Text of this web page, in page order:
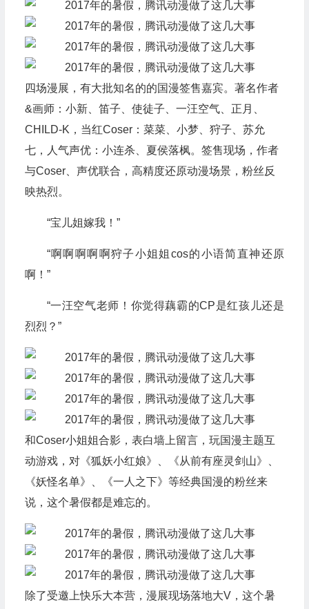
四场漫展，有大批知名的的国漫签售嘉宾。著名作者
&画师：小新、笛子、使徒子、一汪空气、正月、
CHILD-K，当红Coser：菜菜、小梦、狩子、苏允
七，人气声优：小连杀、夏侯落枫。签售现场，作者
与Coser、声优联合，高精度还原动漫场景，粉丝反
映热烈。
“宝儿姐嫁我！”
“啊啊啊啊啊狩子小姐姐cos的小语简直神还原
啊！”
“一汪空气老师！你觉得藕霸的CP是红孩儿还是
烈烈？”
和Coser小姐姐合影，表白墙上留言，玩国漫主题互
动游戏，对《狐妖小红娘》、《从前有座灵剑山》、
《妖怪名单》、《一人之下》等经典国漫的粉丝来
说，这个暑假都是难忘的。
除了受邀上快乐大本营，漫展现场落地大V，这个暑